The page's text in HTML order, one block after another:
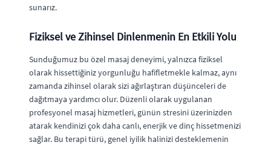
sunarız.
Fiziksel ve Zihinsel Dinlenmenin En Etkili Yolu
Sunduğumuz bu özel masaj deneyimi, yalnızca fiziksel
olarak hissettiğiniz yorgunluğu hafifletmekle kalmaz, aynı
zamanda zihinsel olarak sizi ağırlaştıran düşünceleri de
dağıtmaya yardımcı olur. Düzenli olarak uygulanan
profesyonel masaj hizmetleri, günün stresini üzerinizden
atarak kendinizi çok daha canlı, enerjik ve dinç hissetmenizi
sağlar. Bu terapi türü, genel iyilik halinizi desteklemenin